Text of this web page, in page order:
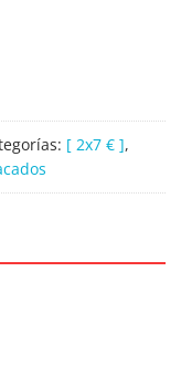
[ 2x7 € ],